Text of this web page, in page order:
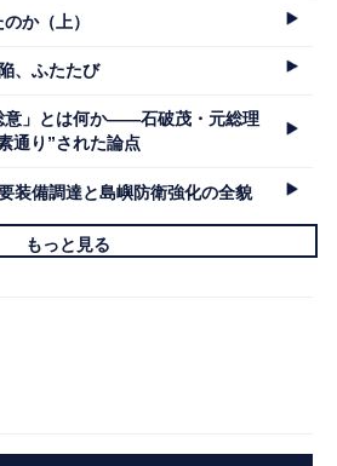
か（上）
、ふたたび
意」とは何か――石破茂・元総理
通り”された論点
装備調達と島嶼防衛強化の全貌
もっと見る